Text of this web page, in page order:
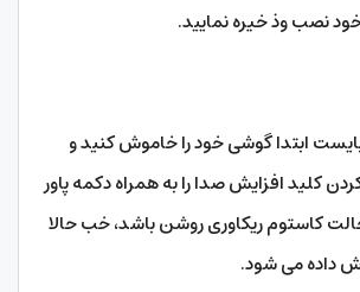
نصب وذ خیره نمایید.
ابتدا گوشی خود را خاموش کنید و
کلید افزایش صدا را به همراه دکمه پاور
کاستوم ریکاوری روشن باشد، خب حالا
داده می شود.